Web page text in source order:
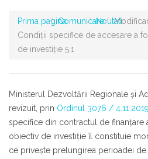
Prima paginaComunicareNoutati
Condiții specifice de accesare a
de investiţie 5.1
Ministerul Dezvoltării Regionale și
revizuit, prin Ordinul 3076 / 4.11.2019
specifice din contractul de
obiectiv de investiţie îl constituie
ce privește prelungirea perioadei